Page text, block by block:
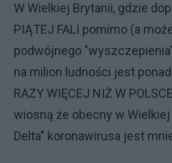
W Wielkiej Brytanii, gdzie
PIĄTEJ FALI pomimo (a
podwójnego
na milion ludności jest
RAZY WIĘCEJ NIŻ W
wiosną że obecny w
Delta" koronawirusa jest